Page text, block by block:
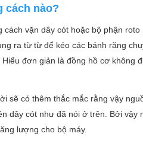
cách nào?
vặn dây cót hoặc bộ phận
ra từ từ để kéo các bánh răng
đơn giản là đồng hồ cơ không
sẽ có thêm thắc mắc rằng vậy
dây cót như đã nói ở trên. Bởi vậy
lượng cho bộ máy.